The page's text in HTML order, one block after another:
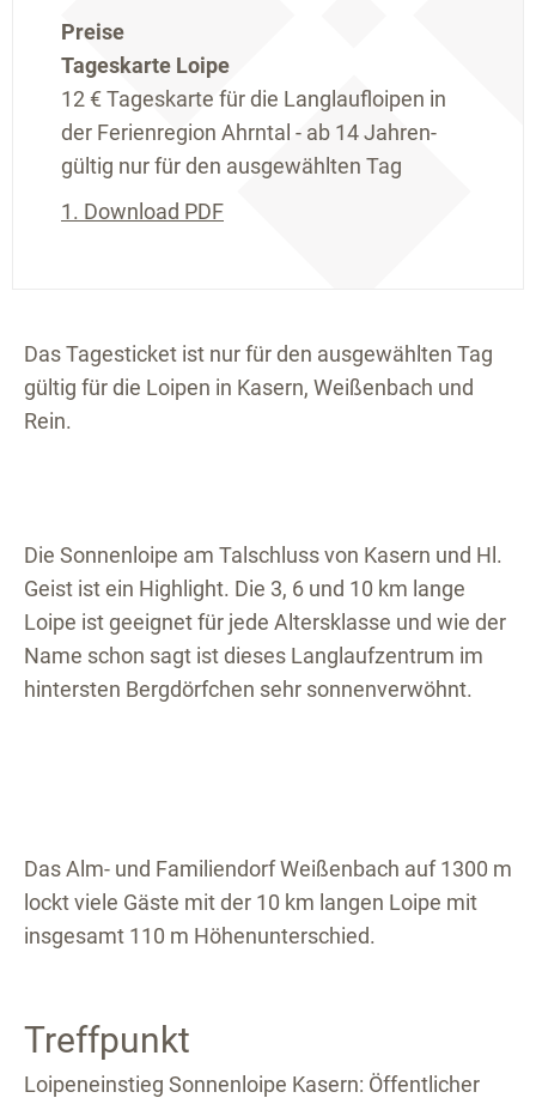
Das Tagesticket ist nur für den ausgewählten Tag
gültig für die Loipen in Kasern, Weißenbach und
Rein.
Die Sonnenloipe am Talschluss von Kasern und Hl.
Geist ist ein Highlight. Die 3, 6 und 10 km lange
Loipe ist geeignet für jede Altersklasse und wie der
Name schon sagt ist dieses Langlaufzentrum im
hintersten Bergdörfchen sehr sonnenverwöhnt.
Das Alm- und Familiendorf Weißenbach auf 1300 m
lockt viele Gäste mit der 10 km langen Loipe mit
insgesamt 110 m Höhenunterschied.
Treffpunkt
Loipeneinstieg Sonnenloipe Kasern: Öffentlicher
Preise
Tageskarte Loipe
12 €Tageskarte für die Langlaufloipen in
der Ferienregion Ahrntal - ab 14 Jahren-
gültig nur für den ausgewählten Tag
1. Download PDF